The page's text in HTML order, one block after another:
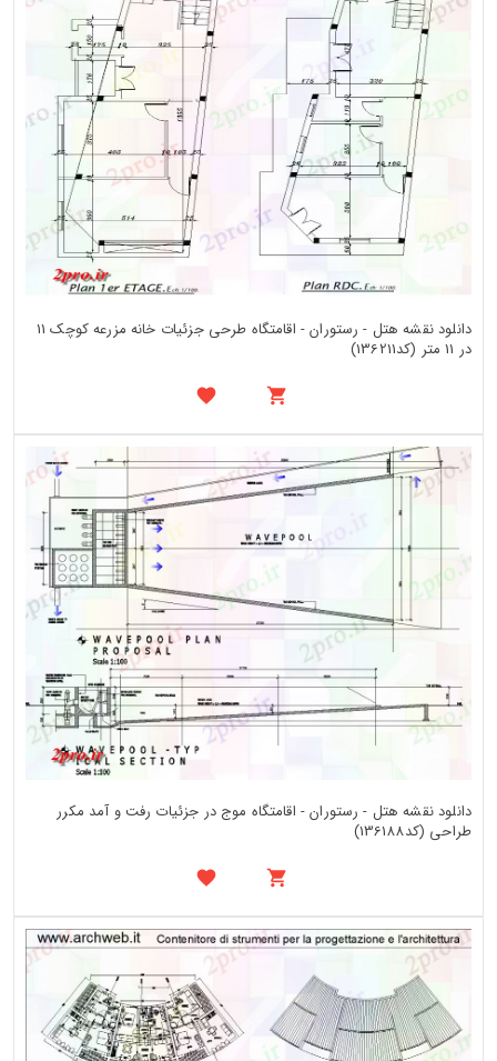
دانلود نقشه هتل - رستوران - اقامتگاه طرحی جزئیات خانه مزرعه کوچک 11
در 11 متر (کد136211)
دانلود نقشه هتل - رستوران - اقامتگاه موج در جزئیات رفت و آمد مکرر
طراحی (کد136188)